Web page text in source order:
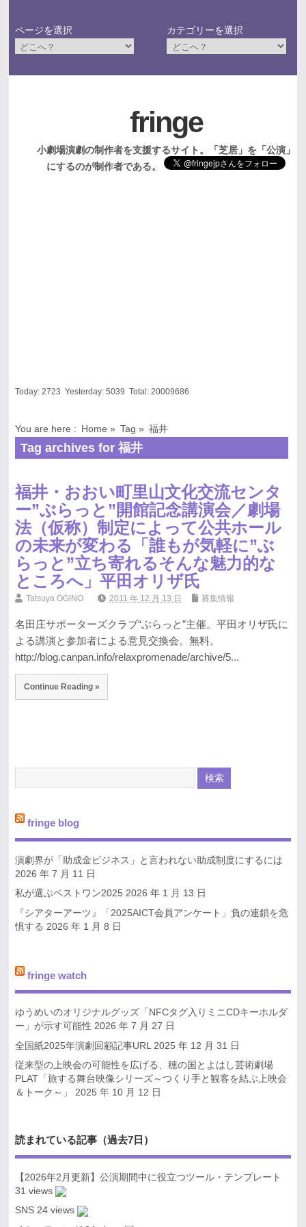
ページを選択 カテゴリーを選択
fringe
小劇場演劇の制作者を支援するサイト。「芝居」を「公演」
にするのが制作者である。
Today: 2723 Yesterday: 5039 Total: 20009686
You are here : Home » Tag » 福井
Tag archives for 福井
福井・おおい町里山文化交流センタ
ー”ぶらっと”開館記念講演会／劇場
法（仮称）制定によって公共ホール
の未来が変わる「誰もが気軽に”ぶ
らっと”立ち寄れるそんな魅力的な
ところへ」平田オリザ氏
Tatsuya OGINO 2011 年 12 月 13 日 募集情報
名田庄サポーターズクラブ“ぶらっと”主催。平田オリザ氏に
よる講演と参加者による意見交換会。無料。
http://blog.canpan.info/relaxpromenade/archive/5...
Continue Reading »
fringe blog
演劇界が「助成金ビジネス」と言われない助成制度にするには
2026 年 7 月 11 日
私が選ぶベストワン2025 2026 年 1 月 13 日
『シアターアーツ』「2025AICT会員アンケート」負の連鎖を危
惧する 2026 年 1 月 8 日
fringe watch
ゆうめいのオリジナルグッズ「NFCタグ入りミニCDキーホルダ
ー」が示す可能性 2026 年 7 月 27 日
全国紙2025年演劇回顧記事URL 2025 年 12 月 31 日
従来型の上映会の可能性を広げる、穂の国とよはし芸術劇場
PLAT「旅する舞台映像シリーズ～つくり手と観客を結ぶ上映会
＆トーク～」
2025 年 10 月 12 日
読まれている記事（過去7日）
【2026年2月更新】公演期間中に役立つツール・テンプレート
31 views
SNS 24 views